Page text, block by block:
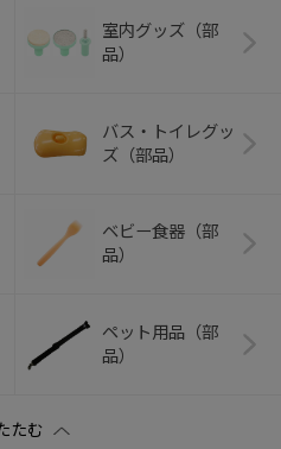
室内グッズ（部
品）
バス・トイレグッ
ズ（部品）
ベビー食器（部
品）
ペット用品（部
品）